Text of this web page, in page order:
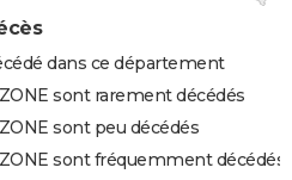
dans ce département
sont rarement décédés
sont peu décédés
sont fréquemment décédés